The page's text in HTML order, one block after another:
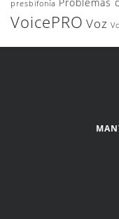
presbifonía
VoicePRO Voz